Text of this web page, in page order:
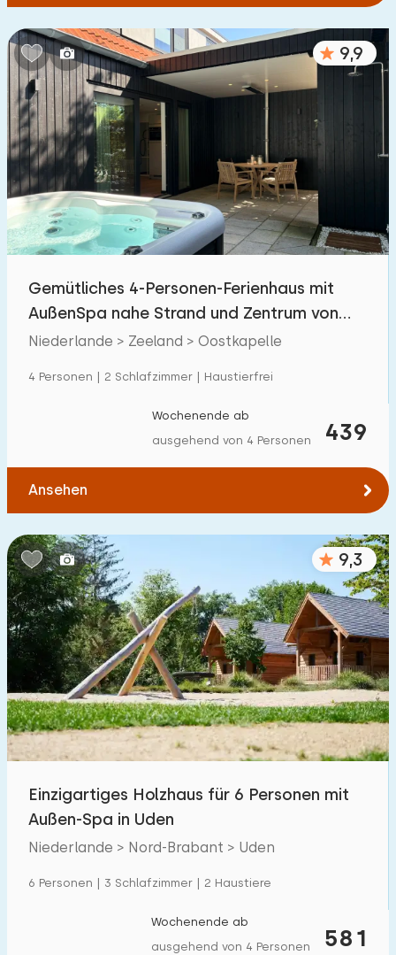
9,9
Gemütliches 4-Personen-Ferienhaus mit
AußenSpa nahe Strand und Zentrum von
Oostkapelle
Niederlande > Zeeland > Oostkapelle
4 Personen | 2 Schlafzimmer | Haustierfrei
439
Wochenende ab
ausgehend von 4 Personen
Ansehen
9,3
Einzigartiges Holzhaus für 6 Personen mit
Außen-Spa in Uden
Niederlande > Nord-Brabant > Uden
6 Personen | 3 Schlafzimmer | 2 Haustiere
581
Wochenende ab
ausgehend von 4 Personen